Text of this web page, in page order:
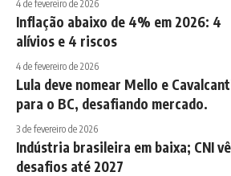
4 de fevereiro de 2026
Inflação abaixo de 4% em 2026: 4
alívios e 4 riscos
4 de fevereiro de 2026
Lula deve nomear Mello e
para o BC, desafiando mercado.
3 de fevereiro de 2026
Indústria brasileira em baixa; CNI vê
desafios até 2027